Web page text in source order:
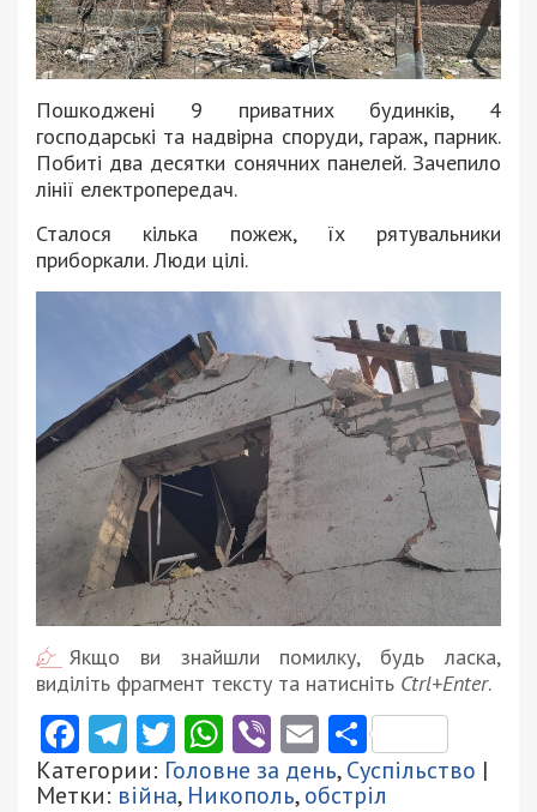
Пошкоджені 9 приватних будинків, 4
господарські та надвірна споруди, гараж, парник.
Побиті два десятки сонячних панелей. Зачепило
лінії електропередач.
Сталося кілька пожеж, їх рятувальники
приборкали. Люди цілі.
Якщо ви знайшли помилку, будь ласка,
виділіть фрагмент тексту та натисніть Ctrl+Enter.
Facebook
Telegram
Twitter
WhatsApp
ViberEmail
Категории: Головне за день,Суспільство |
Метки: війна, Никополь,обстріл